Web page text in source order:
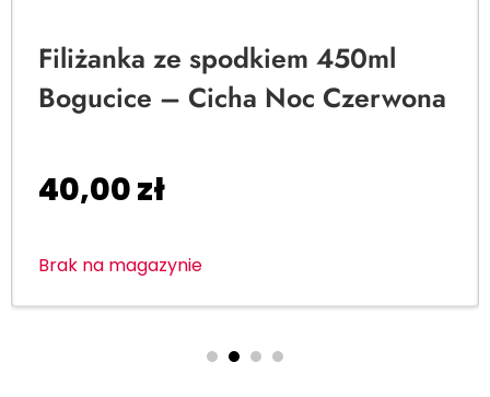
Filiżanka ze spodkiem 450ml
Bogucice – Cicha Noc Czerwona
40,00zł
Brak na magazynie